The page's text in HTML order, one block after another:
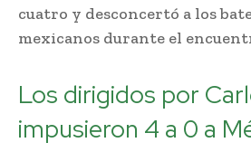
cuatro y desconcertó a los
mexicanos durante el
Los dirigidos por
impusieron 4 a 0 a